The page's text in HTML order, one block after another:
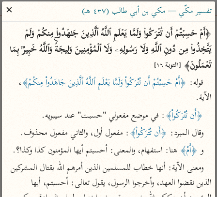
ساهم معنا في نشر القرآن والعلم الشرعي
الباحث القرآني
بحث تفسير علوم مصاحف معاجم
Type 2 or more characters for results.
Type 1 or more
characters for results.
أمّهات
تفسير الطبري
تفسير ابن كثير
تفسير القرطبي
تفسير البغوي
عامّة
فتح البيان للقنوجي
فتح القدير للشوكاني
تفسير ابن جزي
معاصرة
الميسر
المختصر في
التفسير
تفسير السعدي
تفسير مكّي — مكي بن أبي طالب (٤٣٧ هـ)
✕
تَعۡمَلُونَ﴾ [التوبة ١٦]
قوله: ﴿أَمْ حَسِبْتُمْ أَن تُتْرَكُواْ وَلَمَّا يَعْلَمِ ٱللَّهُ ٱلَّذِينَ جَاهَدُواْ مِنكُمْ﴾
الآية.
﴿أَن تُتْرَكُواْ﴾: في موضع مفعولي "حسبت" عند سيبويه.
وقال المبرد: ﴿أَن تُتْرَكُواْ﴾: مفعول أول، والثاني مفعول محذوف.
و ﴿أَمْ﴾ هنا: استفهام، والمعنى: أحسبتم أيها المؤمنون كذا وكذا؟.